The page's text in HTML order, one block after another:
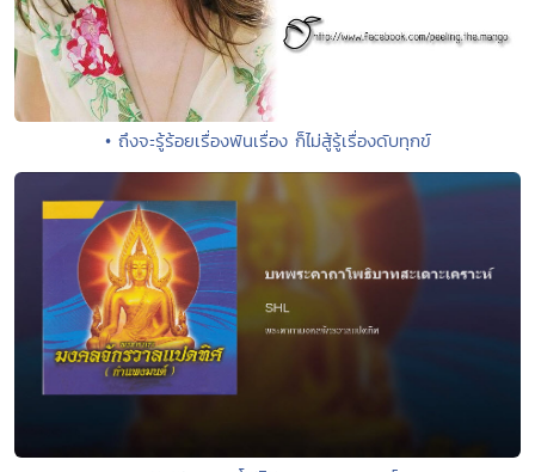
• ถึงจะรู้ร้อยเรื่องพันเรื่อง ก็ไม่สู้รู้เรื่องดับทุกข์